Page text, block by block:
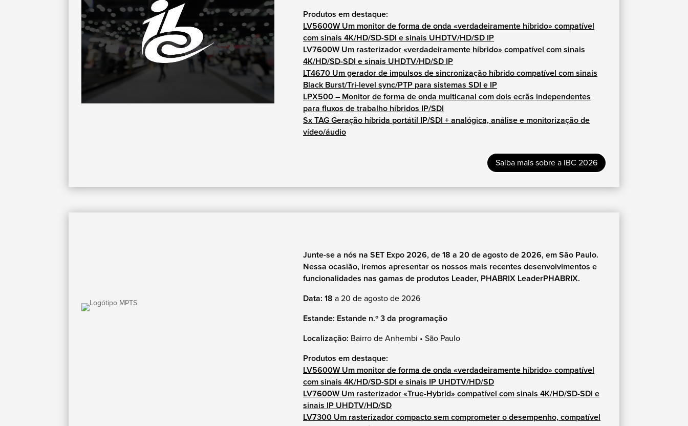
Produtos em destaque:
LV5600W Um monitor de forma de onda «verdadeiramente híbrido» compatível
com sinais 4K/HD/SD-SDI e sinais UHDTV/HD/SD IP
LV7600W Um rasterizador «verdadeiramente híbrido» compatível com sinais
4K/HD/SD-SDI e sinais UHDTV/HD/SD IP
LT4670 Um gerador de impulsos de sincronização híbrido compatível com sinais
Black Burst/Tri-level sync/PTP para sistemas SDI e IP
LPX500 – Monitor de forma de onda multicanal com dois ecrãs independentes
para fluxos de trabalho híbridos IP/SDI
Sx TAG Geração híbrida portátil IP/SDI + analógica, análise e monitorização de
vídeo/áudio
Saiba mais sobre a IBC 2026
Junte-se a nós na SET Expo 2026, de 18 a 20 de agosto de 2026, em São Paulo.
Nessa ocasião, iremos apresentar os nossos mais recentes desenvolvimentos e
funcionalidades nas gamas de produtos Leader, PHABRIX LeaderPHABRIX.
Data: 18a 20 de agosto de 2026
Estande: Estande n.º 3 da programação
Localização: Bairro de Anhembi • São Paulo
Produtos em destaque:
LV5600W Um monitor de forma de onda «verdadeiramente híbrido» compatível
com sinais 4K/HD/SD-SDI e sinais IP UHDTV/HD/SD
LV7600W Um rasterizador «True-Hybrid» compatível com sinais 4K/HD/SD-SDI e
sinais IP UHDTV/HD/SD
LV7300 Um rasterizador compacto sem comprometer o desempenho, compatível